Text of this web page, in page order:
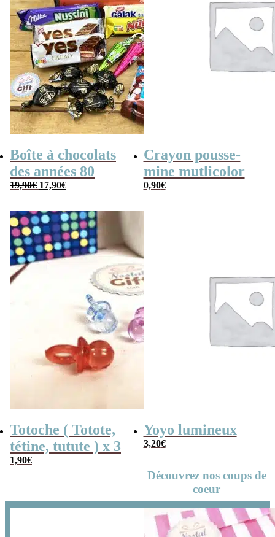
Boîte à chocolats
des années 80
19,90€ Le
prix
19,90€.
17,90€Le
prix
17,90€.
Crayon pousse-
mine mutlicolor
0,90€
Totoche ( Totote,
tétine, tutute ) x 3
1,90€
Yoyo lumineux
3,20€
Découvrez nos coups de
coeur